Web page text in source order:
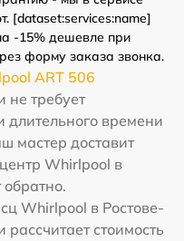
[dataset:services:name]
-15% дешевле при
форму заказа звонка.
ART 506
не требует
длительного времени
мастер доставит
Whirlpool в
Whirlpool в Ростове-
стоимость